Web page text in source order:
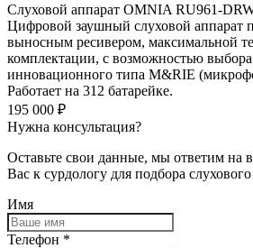
Слуховой аппарат OMNIA RU961-
Цифровой заушный слуховой аппарат
выносным ресивером, максимальной
комплектации, с возможностью выбора
инновационного типа M&RIE
Работает на 312 батарейке.
195 000 ₽
Нужна консультация?
Оставьте свои данные, мы ответим на
Вас к сурдологу для подбора
Имя
Телефон *